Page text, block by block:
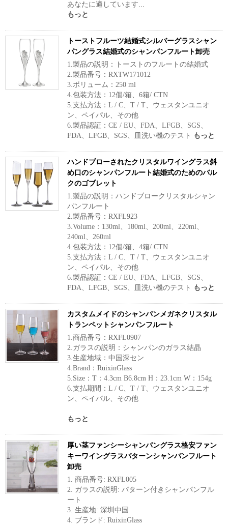
あなたに適しています...
もっと
トーストフルーツ結婚式シルバーグラスシャン
パングラス結婚式のシャンパンフルート卸売
1.製品の説明：トーストのフルートの結婚式
2.製品番号：RXTW171012
3.ボリューム：250 ml
4.包装方法：12個/箱、6箱/ CTN
5.支払方法：L / C、T / T、ウェスタンユニオ
ン、ペイパル、その他
6.製品認証：CE / EU、FDA、LFGB、SGS、
FDA、LFGB、SGS、皿洗い機のテスト もっと
ハンドブローされたクリスタルワイングラス斜
め口のシャンパンフルート結婚式のためのバル
クのゴブレット
1.製品の説明：ハンドブロークリスタルシャン
パンフルート
2.製品番号：RXFL923
3.Volume：130ml、180ml、200ml、220ml、
240ml、260ml
4.包装方法：12個/箱、4箱/ CTN
5.支払方法：L / C、T / T、ウェスタンユニオ
ン、ペイパル、その他
6.製品認証：CE / EU、FDA、LFGB、SGS、
FDA、LFGB、SGS、皿洗い機のテスト もっと
カスタムメイドのシャンパンメガネクリスタル
トランペットシャンパンフルート
1.商品番号：RXFL0907
2.ガラスの説明：シャンパンのガラス結晶
3.生産地域：中国深セン
4.Brand：RuixinGlass
5.Size：T：4.3cm B6.8cm H：23.1cm W：154g
6.支払期間：L / C、T / T、ウェスタンユニオ
ン、ペイパル、その他
もっと
厚い茎ファンシーシャンパングラス格安ファン
キーワイングラスパターンシャンパンフルート
卸売
1. 商品番号: RXFL005
2. ガラスの説明: パターン付きシャンパンフル
ート
3. 生産地: 深圳中国
4. ブランド: RuixinGlass